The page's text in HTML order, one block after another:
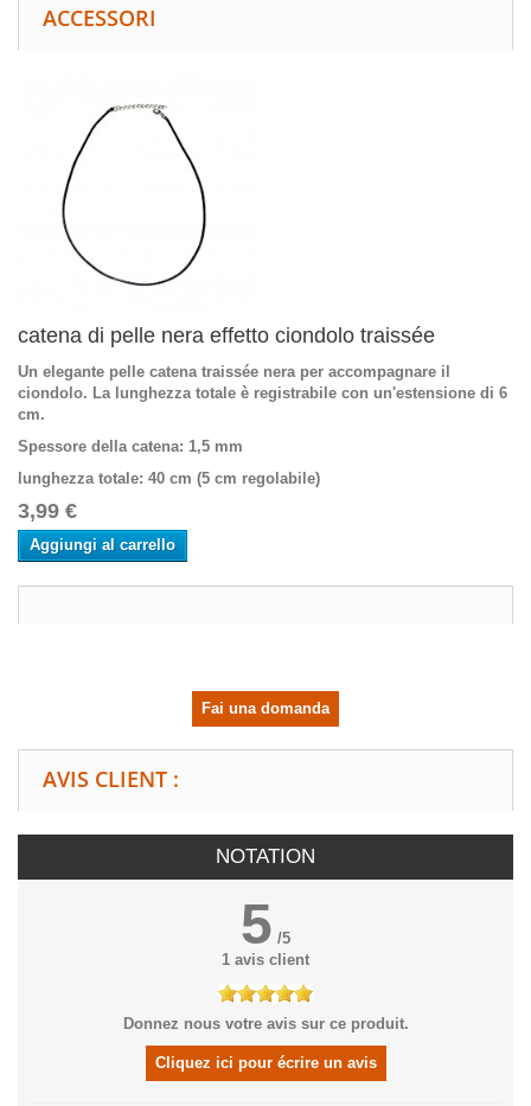
ACCESSORI
catena di pelle nera effetto ciondolo traissée
Un elegante pelle catena traissée nera per accompagnare il
ciondolo. La lunghezza totale è registrabile con un'estensione di 6
cm.
Spessore della catena: 1,5 mm
lunghezza totale: 40 cm (5 cm regolabile)
3,99 €
Aggiungi al carrello
Fai una domanda
AVIS CLIENT :
NOTATION
5 /5
1 avis client
Donnez nous votre avis sur ce produit.
Cliquez ici pour écrire un avis